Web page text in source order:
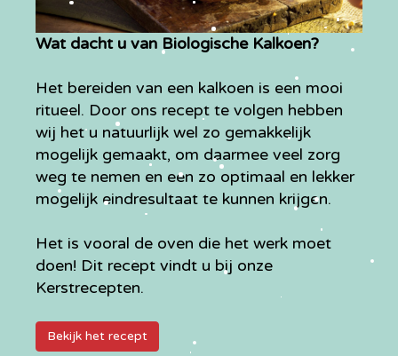
Wat dacht u van Biologische Kalkoen?
Het bereiden van een kalkoen is een mooi
ritueel. Door ons recept te volgen hebben
wij het u natuurlijk wel zo gemakkelijk
mogelijk gemaakt, om daarmee veel zorg
weg te nemen en een zo optimaal en lekker
mogelijk eindresultaat te kunnen krijgen.
Het is vooral de oven die het werk moet
doen! Dit recept vindt u bij onze
Kerstrecepten.
Bekijk het recept